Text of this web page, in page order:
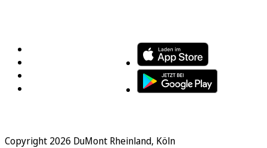
Copyright 2026 DuMont Rheinland, Köln